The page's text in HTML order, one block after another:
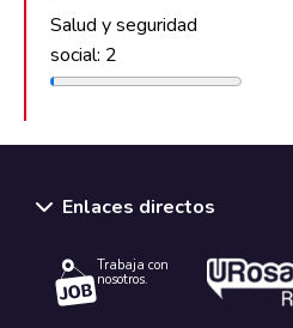
Salud y seguridad
social: 2
Enlaces directos
Trabaja con
nosotros.